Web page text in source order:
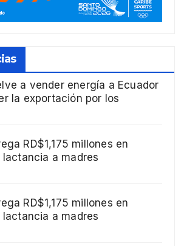
a vender energía a Ecuador
la exportación por los
RD$1,175 millones en
a madres
RD$1,175 millones en
a madres